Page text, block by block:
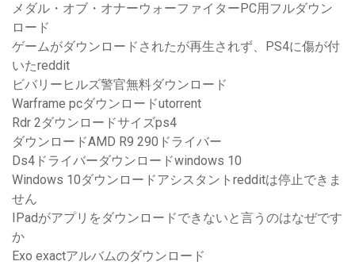
メダル・オブ・オナーウォーファイターPC用フルダウン
ロード
ゲームがダウンロードされたが再生されず、PS4に傷が付
いたreddit
ビバリーヒルズ警官無料ダウンロード
Warframe pcダウンロードutorrent
Rdr 2ダウンロードサイズps4
ダウンロードAMD R9 290ドライバー
Ds4ドライバーダウンロードwindows 10
Windows 10ダウンロードアシスタントredditは停止できま
せん
IPadがアプリをダウンロードできないと言うのはなぜです
か
Exo exactアルバムのダウンロード